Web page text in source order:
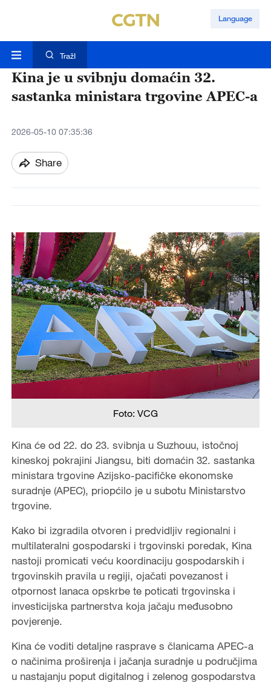
Language
TražI
Kina je u svibnju domaćin 32.
sastanka ministara trgovine APEC-a
2026-05-10 07:35:36
Share
Foto: VCG
Kina će od 22. do 23. svibnja u Suzhouu, istočnoj
kineskoj pokrajini Jiangsu, biti domaćin 32. sastanka
ministara trgovine Azijsko-pacifičke ekonomske
suradnje (APEC), priopćilo je u subotu Ministarstvo
trgovine.
Kako bi izgradila otvoren i predvidljiv regionalni i
multilateralni gospodarski i trgovinski poredak, Kina
nastoji promicati veću koordinaciju gospodarskih i
trgovinskih pravila u regiji, ojačati povezanost i
otpornost lanaca opskrbe te poticati trgovinska i
investicijska partnerstva koja jačaju međusobno
povjerenje.
Kina će voditi detaljne rasprave s članicama APEC-a
o načinima proširenja i jačanja suradnje u područjima
u nastajanju poput digitalnog i zelenog gospodarstva